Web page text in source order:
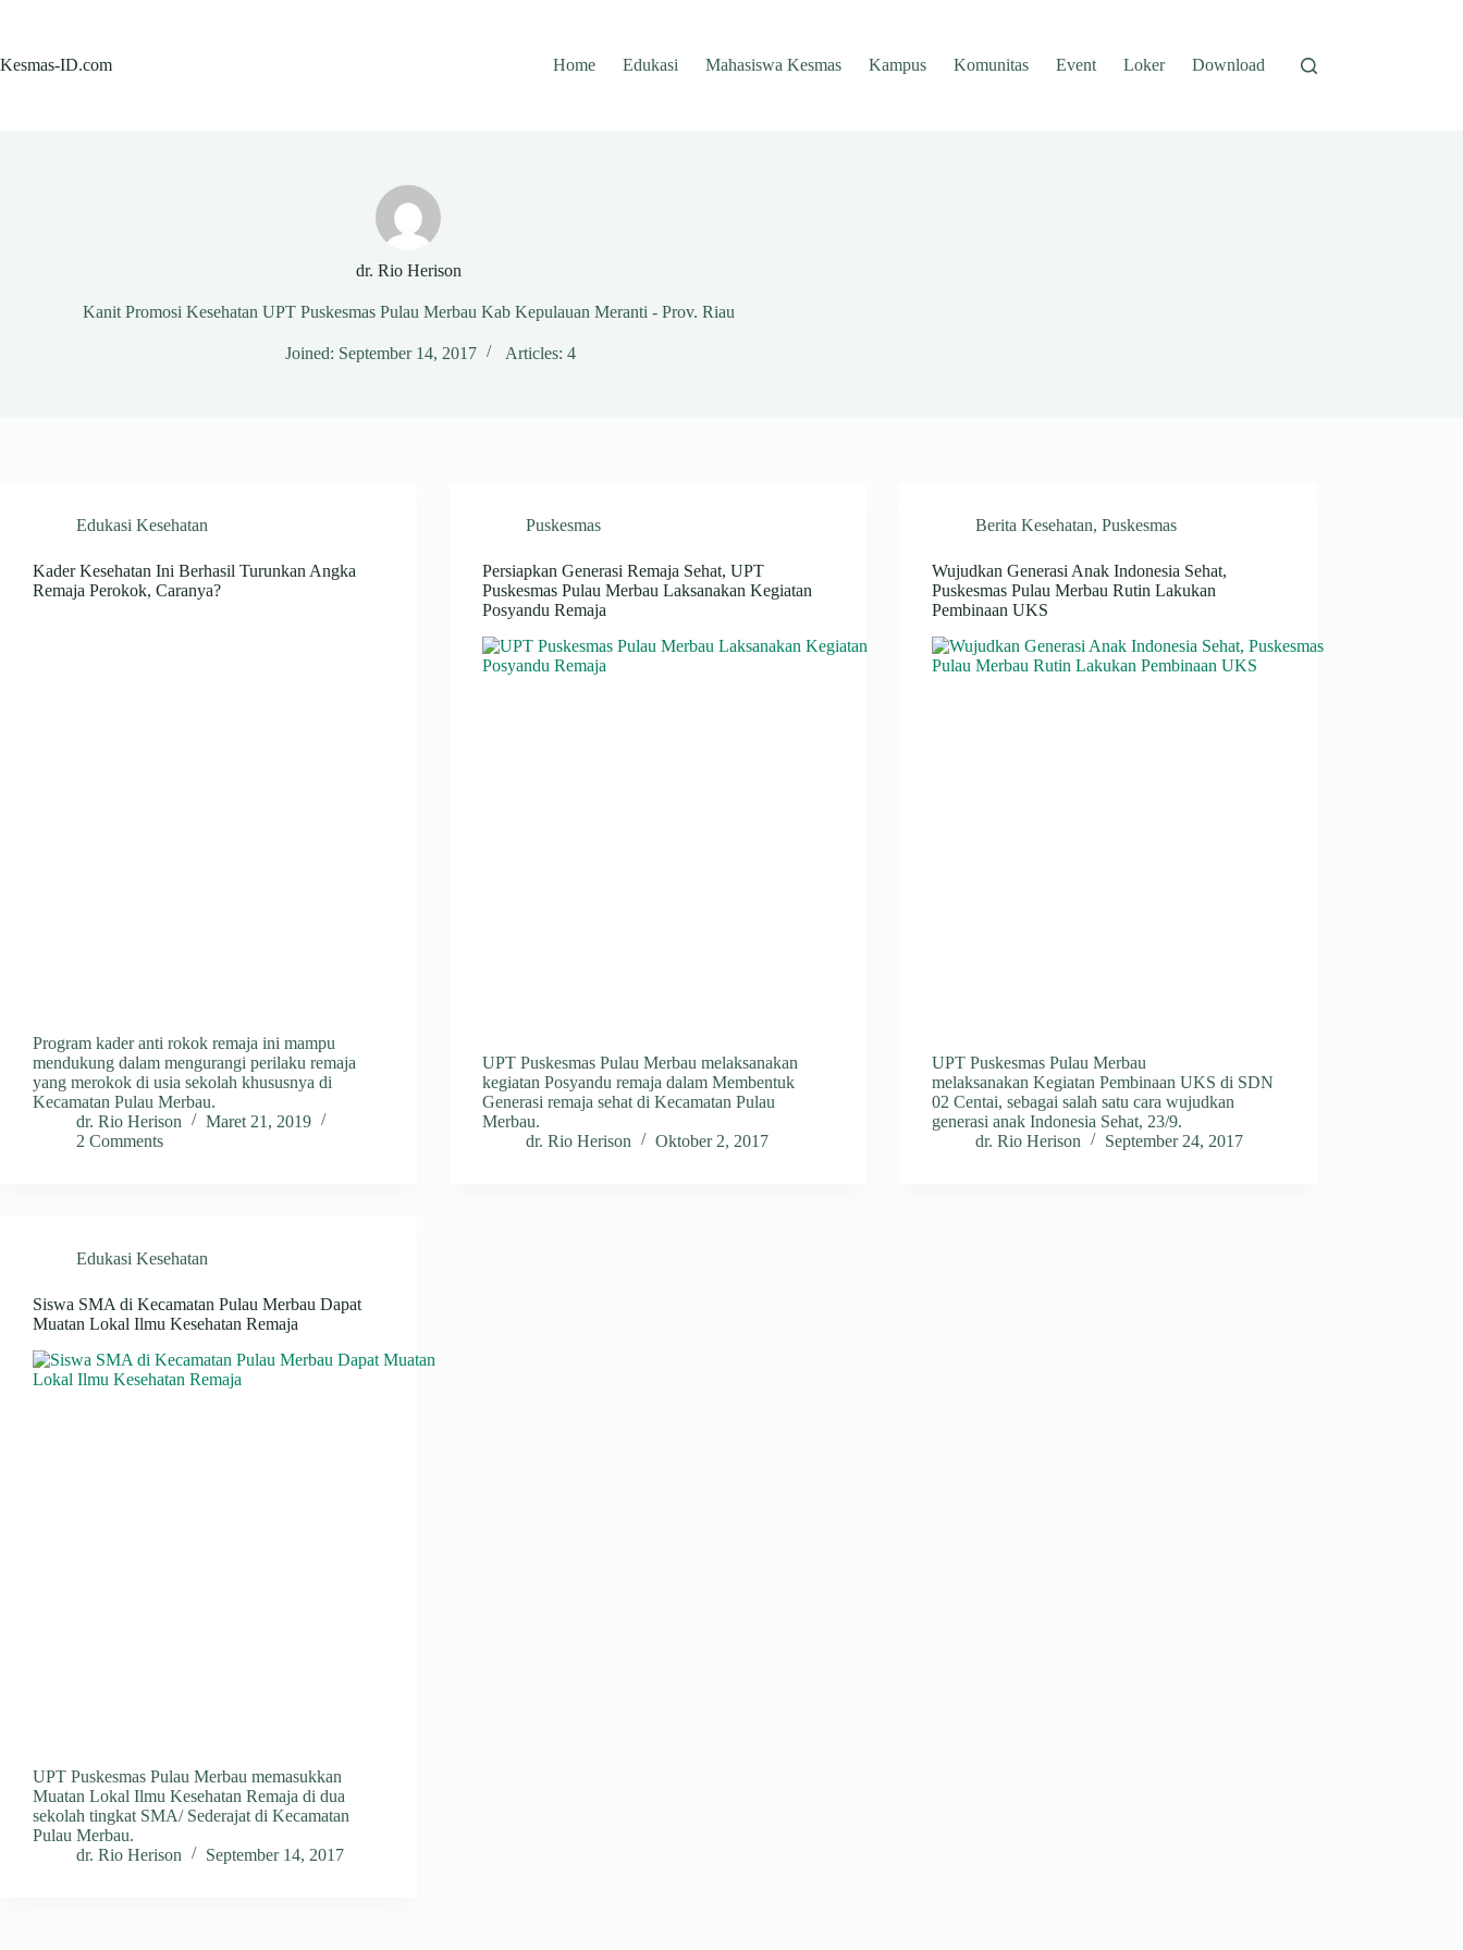
Kesmas-ID.com
Home Edukasi Mahasiswa Kesmas Kampus Komunitas Event Loker Download
dr. Rio Herison
Kanit Promosi Kesehatan UPT Puskesmas Pulau Merbau Kab Kepulauan Meranti - Prov. Riau
Joined: September 14, 2017 Articles: 4
Edukasi Kesehatan
Kader Kesehatan Ini Berhasil Turunkan Angka
Remaja Perokok, Caranya?
Program kader anti rokok remaja ini mampu
mendukung dalam mengurangi perilaku remaja
yang merokok di usia sekolah khususnya di
Kecamatan Pulau Merbau.
dr. Rio Herison
Maret 21, 2019
2 Comments
Puskesmas
Persiapkan Generasi Remaja Sehat, UPT
Puskesmas Pulau Merbau Laksanakan Kegiatan
Posyandu Remaja
UPT Puskesmas Pulau Merbau melaksanakan
kegiatan Posyandu remaja dalam Membentuk
Generasi remaja sehat di Kecamatan Pulau
Merbau.
dr. Rio Herison
Oktober 2, 2017
Berita Kesehatan,Puskesmas
Wujudkan Generasi Anak Indonesia Sehat,
Puskesmas Pulau Merbau Rutin Lakukan
Pembinaan UKS
UPT Puskesmas Pulau Merbau
melaksanakan Kegiatan Pembinaan UKS di SDN
02 Centai, sebagai salah satu cara wujudkan
generasi anak Indonesia Sehat, 23/9.
dr. Rio Herison
September 24, 2017
Edukasi Kesehatan
Siswa SMA di Kecamatan Pulau Merbau Dapat
Muatan Lokal Ilmu Kesehatan Remaja
UPT Puskesmas Pulau Merbau memasukkan
Muatan Lokal Ilmu Kesehatan Remaja di dua
sekolah tingkat SMA/ Sederajat di Kecamatan
Pulau Merbau.
dr. Rio Herison
September 14, 2017